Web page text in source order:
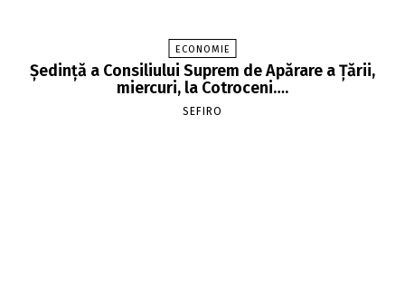
ECONOMIE
Şedinţă a Consiliului Suprem de Apărare a Ţării,
miercuri, la Cotroceni….
SEFIRO